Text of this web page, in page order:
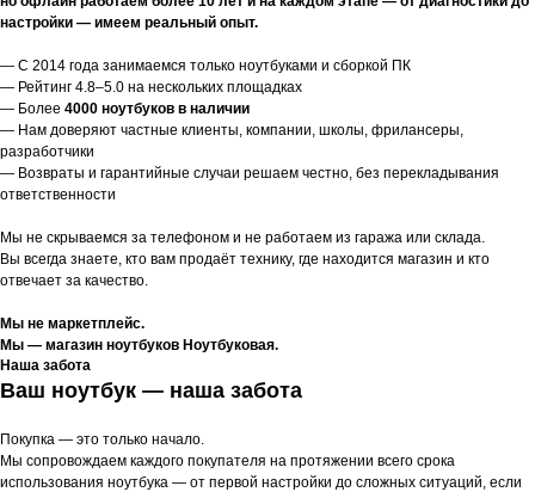
настройки — имеем реальный опыт.
— С 2014 года занимаемся только ноутбуками и сборкой ПК
— Рейтинг 4.8–5.0 на нескольких площадках
— Более 4000 ноутбуков в наличии
— Нам доверяют частные клиенты, компании, школы, фрилансеры,
разработчики
— Возвраты и гарантийные случаи решаем честно, без перекладывания
ответственности
Мы не скрываемся за телефоном и не работаем из гаража или склада.
Вы всегда знаете, кто вам продаёт технику, где находится магазин и кто
отвечает за качество.
Мы не маркетплейс.
Мы — магазин ноутбуков Ноутбуковая.
Наша забота
Ваш ноутбук — наша забота
Покупка — это только начало.
Мы сопровождаем каждого покупателя на протяжении всего срока
использования ноутбука — от первой настройки до сложных ситуаций, если